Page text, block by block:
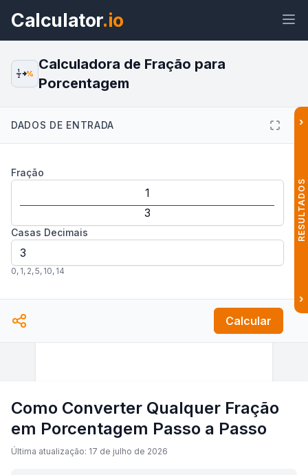
Calculator.io
1
2
%
Calculadora de Fração para
Porcentagem
DADOS DE ENTRADA
Fração
Casas Decimais
0, 1, 2,5, 10, 14
Calcular
›
RESULTADOS
›
Como Converter Qualquer Fração
em Porcentagem Passo a Passo
Última atualização: 17 de julho de 2026